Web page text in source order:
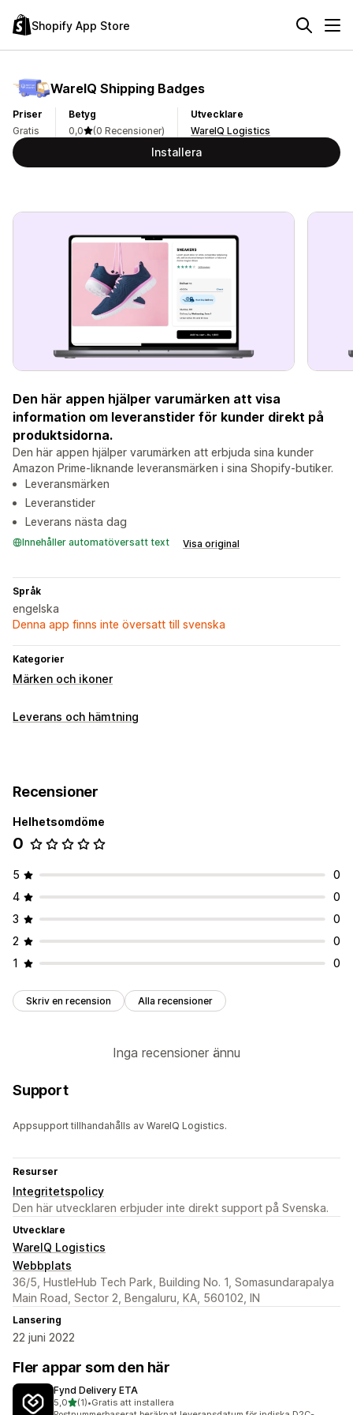
Shopify App Store
WareIQ Shipping Badges
Priser
Gratis
Betyg
0,0
(0 Recensioner)
Utvecklare
WareIQ Logistics
Installera
Den här appen hjälper varumärken att visa
information om leveranstider för kunder direkt på
produktsidorna.
Den här appen hjälper varumärken att erbjuda sina kunder
Amazon Prime-liknande leveransmärken i sina Shopify-butiker.
Leveransmärken
Leveranstider
Leverans nästa dag
Innehåller automatöversatt text Visa original
Språk
engelska
Denna app finns inte översatt till svenska
Kategorier
Märken och ikoner
Leverans och hämtning
Recensioner
Helhetsomdöme
0
5
0
4
0
3
0
2
0
1
0
Skriv en recension Alla recensioner
Inga recensioner ännu
Support
Appsupport tillhandahålls av WareIQ Logistics.
Resurser
Integritetspolicy
Den här utvecklaren erbjuder inte direkt support på Svenska.
Utvecklare
WareIQ Logistics
Webbplats
36/5, HustleHub Tech Park, Building No. 1, Somasundarapalya
Main Road, Sector 2, Bengaluru, KA, 560102, IN
Lansering
22 juni 2022
Fler appar som den här
Fynd Delivery ETA
5,0av 5 stjärnor
(1)
1 recensioner totalt
•Gratis att installera